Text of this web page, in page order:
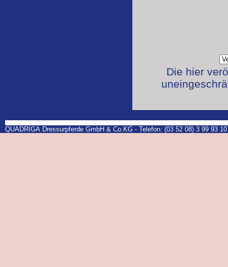
Die hier
QUADRIGA Dressurpferde GmbH & Co.KG - Telefon: (03 52 08) 3 99 93 10